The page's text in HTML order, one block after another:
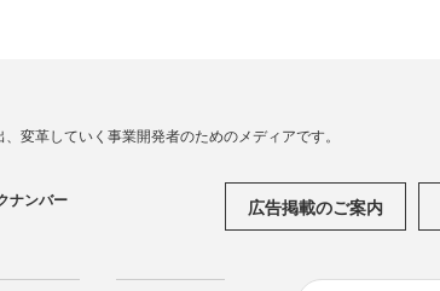
変革していく事業開発者のためのメディアです。
ナンバー 広告掲載のご案内